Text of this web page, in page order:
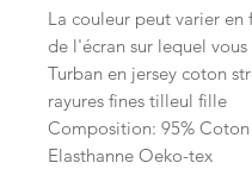
La couleur peut varier en
de l'écran sur lequel vous
Turban en jersey coton
rayures fines tilleul fille
Composition: 95% Coton
Elasthanne Oeko-tex